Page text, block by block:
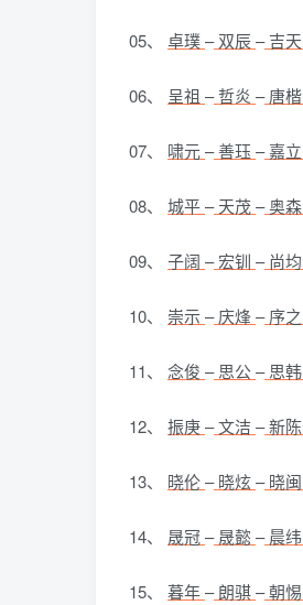
05、 卓璞–双辰–吉天
06、 呈祖 –哲炎 –唐楷
07、 啸元–善珏 –嘉立
08、 城平–天茂–奥森
09、 子阔 –宏钏 –尚均
10、 崇示 –庆烽–序之
11、 念俊 –思公–思韩
12、 振庚–文洁–新陈
13、 晓伦–晓炫–晓闽
14、 晟冠–晟懿–晨纬
15、 暮年–朗骐–朝惕